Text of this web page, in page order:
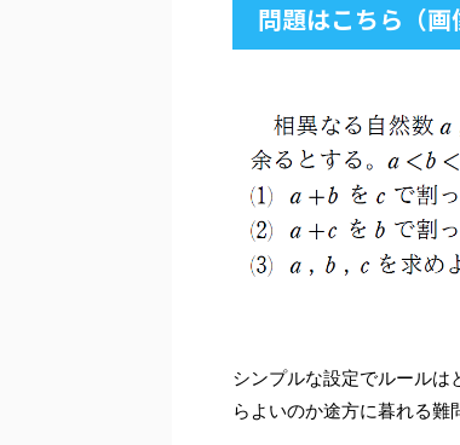
問題はこちら（画
シンプルな設定でルールは
らよいのか途方に暮れる難